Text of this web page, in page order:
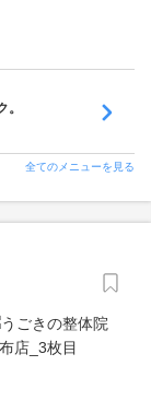
全てのメニューを見る